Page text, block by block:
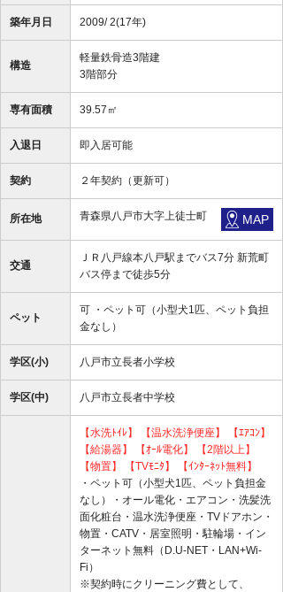
築年月日 2009/ 2(17年)
構造
軽量鉄骨造3階建
3階部分
専有面積 39.57㎡
入退日 即入居可能
契約 ２年契約（更新可）
所在地 青森県八戸市大字上徒士町 MAP
交通
ＪＲ八戸線本八戸駅までバス7分 新荒町
バス停まで徒歩5分
ペット
可 ・ペット可（小型犬1匹、ペット負担
金なし）
学区(小) 八戸市立長者小学校
学区(中) 八戸市立長者中学校
【水洗ﾄｲﾚ】 【温水洗浄便座】
【ｴｱｺﾝ】
【給湯器】
【ｵｰﾙ電化】
【2階以上】
【物置】
【TVﾓﾆﾀ】
【ｲﾝﾀｰﾈｯﾄ無料】
・ペット可（小型犬1匹、ペット負担金
なし）・オール電化・エアコン・洗髪洗
面化粧台・温水洗浄便座・TVドアホン・
物置・CATV・居室照明・駐輪場・イン
ターネット無料（D.U-NET・LAN+Wi-
Fi）
※契約時にクリーニング費として、